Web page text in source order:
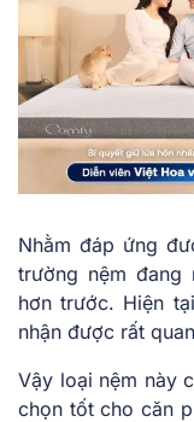
Nhằm đáp ứng
trường nệm đang
hơn trước. Hiện
nhận được rất
Vậy loại nệm này
chọn tốt cho căn